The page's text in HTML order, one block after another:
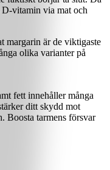
vitamin via mat och
margarin är de viktigaste
olika varianter på
fett innehåller många
ditt skydd mot
Boosta tarmens försvar